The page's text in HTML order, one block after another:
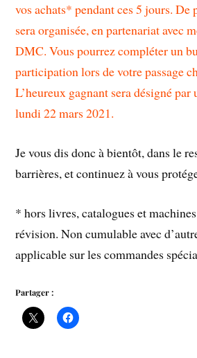
vos achats* pendant ces 5 jours. De
sera organisée, en partenariat avec
DMC. Vous pourrez compléter un
participation lors de votre passage
L’heureux gagnant sera désigné
lundi 22 mars 2021.
Je vous dis donc à bientôt, dans le
barrières, et continuez à vous
* hors livres, catalogues et
révision. Non cumulable avec
applicable sur les commandes
Partager :